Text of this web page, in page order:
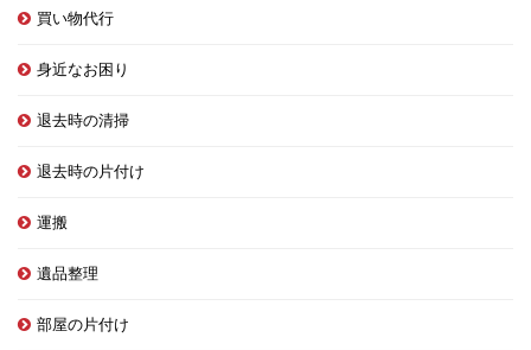
買い物代行
身近なお困り
退去時の清掃
退去時の片付け
運搬
遺品整理
部屋の片付け